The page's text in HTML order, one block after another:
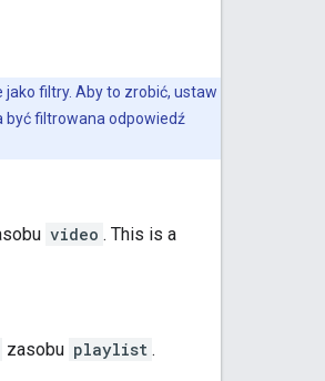
jako filtry. Aby to zrobić, ustaw
być filtrowana odpowiedź
video . This is a
zasobu playlist .